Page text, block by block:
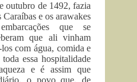
outubro de 1492, fazia
e os arawakes
que se
que ali vinham
com água, comida e
essa hospitalidade
e é assim que